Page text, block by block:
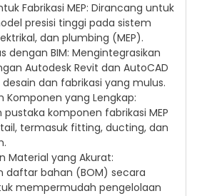
Fabrikasi MEP: Dirancang untuk
presisi tinggi pada sistem
dan plumbing (MEP).
dengan BIM: Mengintegrasikan
Autodesk Revit dan AutoCAD
dan fabrikasi yang mulus.
Komponen yang Lengkap:
pustaka komponen fabrikasi MEP
termasuk fitting, ducting, dan
Material yang Akurat:
daftar bahan (BOM) secara
mempermudah pengelolaan